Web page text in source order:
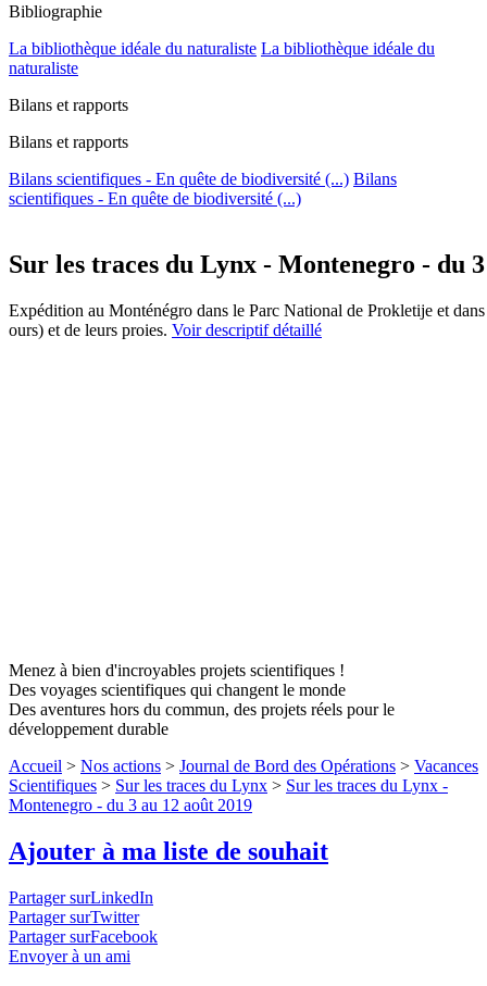
Bibliographie
La bibliothèque idéale du naturaliste La bibliothèque idéale du
naturaliste
Bilans et rapports
Bilans et rapports
Bilans scientifiques - En quête de biodiversité (...) Bilans
scientifiques - En quête de biodiversité (...)
Sur les traces du Lynx - Montenegro - du
Expédition au Monténégro dans le Parc National de Prokletije et
ours) et de leurs proies. Voir descriptif détaillé
Menez à bien d'incroyables projets scientifiques !
Des voyages scientifiques qui changent le monde
Des aventures hors du commun, des projets réels pour le
développement durable
Accueil > Nos actions > Journal de Bord des Opérations > Vacances
Scientifiques > Sur les traces du Lynx > Sur les traces du Lynx -
Montenegro - du 3 au 12 août 2019
Ajouter à ma liste de souhait
Partager surLinkedIn
Partager surTwitter
Partager surFacebook
Envoyer à un ami